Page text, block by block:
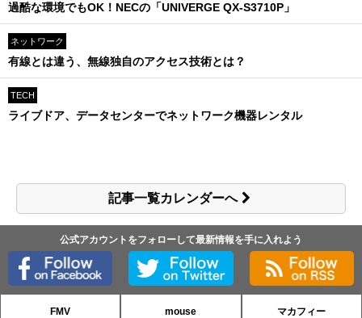
過酷な環境でもOK！NECの「UNIVERGE QX-S3710P」
ネットワーク
有線とは違う、無線独自のアクセス技術とは？
TECH
ライブドア、データセンターでネットワーク機器レンタル
記事一覧カレンダーへ
公式アカウントをフォローして最新情報を手に入れよう
FMV mouse マカフィー